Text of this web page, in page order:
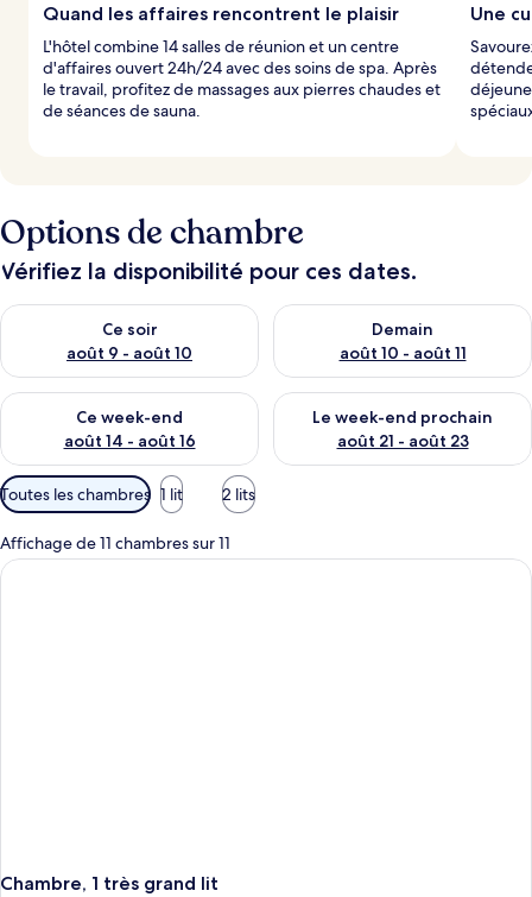
Quand les affaires rencontrent le plaisir
L'hôtel combine 14 salles de réunion et un centre
d'affaires ouvert 24h/24 avec des soins de spa. Après
le travail, profitez de massages aux pierres chaudes et
de séances de sauna.
Une
Options de chambre
Vérifiez la disponibilité pour ces dates.
Ce soir
août 9 - août 10
Vérifier la disponibilité pour ce soir août 9 - août 10
Demain
août 10 - août 11
Vérifier la disponibilité pour
Ce week-end
août 14 - août 16
Vérifier la disponibilité pour ce week-end août 14 - août 16
Le week-end prochain
août 21 - août 23
Vérifier la disponibilité pour
Filtres
disponibles
pour
les
Toutes les chambres 1 lit 2 lits
Affichage de 11 chambres sur 11
Chambre, 1 très grand lit